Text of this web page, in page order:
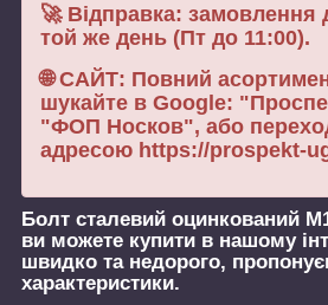
🚀 Відправка: замовлення
той же день (Пт до 11:00).
🌐 САЙТ: Повний
шукайте в Google:
"ФОП Носков", або
адресою https://prospekt-
Болт сталевий оцинкований
ви можете купити в нашому
швидко та недорого,
характеристики.